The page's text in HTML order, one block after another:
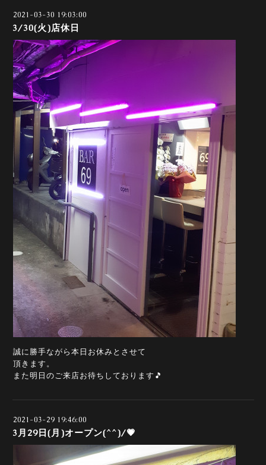
2021-03-30 19:03:00
3/30(火)店休日
誠に勝手ながら本日お休みとさせて
頂きます。
また明日のご来店お待ちしております🎵
2021-03-29 19:46:00
3月29日(月)オープン(^^)/💗